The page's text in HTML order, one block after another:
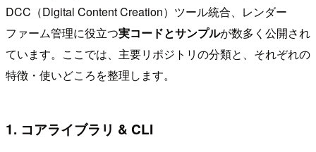
DCC（Digital Content Creation）ツール統合、レンダー
ファーム管理に役立つ実コードとサンプルが数多く公開され
ています。ここでは、主要リポジトリの分類と、それぞれの
特徴・使いどころを整理します。
1. コアライブラリ & CLI